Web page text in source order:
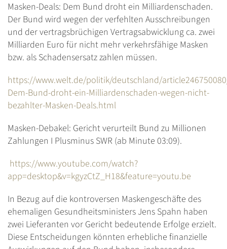
Masken-Deals: Dem Bund droht ein Milliardenschaden.
Der Bund wird wegen der verfehlten Ausschreibungen
und der vertragsbrüchigen Vertragsabwicklung ca. zwei
Milliarden Euro für nicht mehr verkehrsfähige Masken
bzw. als Schadensersatz zahlen müssen.
https://www.welt.de/politik/deutschland/
Dem-Bund-droht-ein-Milliardenschaden-wegen-nicht-
bezahlter-Masken-Deals.html
Masken-Debakel: Gericht verurteilt Bund zu Millionen
Zahlungen I Plusminus SWR (ab Minute 03:09).
https://www.youtube.com/watch?
app=desktop&v=kgyzCtZ_H18&feature=youtu.be
In Bezug auf die kontroversen Maskengeschäfte des
ehemaligen Gesundheitsministers Jens Spahn haben
zwei Lieferanten vor Gericht bedeutende Erfolge erzielt.
Diese Entscheidungen könnten erhebliche finanzielle